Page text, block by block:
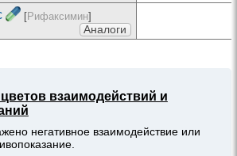
[Рифаксимин]
Аналоги
взаимодействий и
негативное взаимодействие или